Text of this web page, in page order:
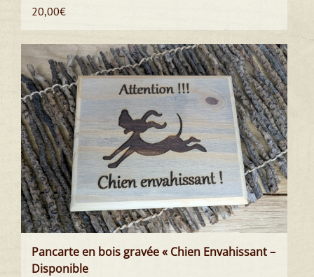
20,00€
Pancarte en bois gravée « Chien Envahissant –
Disponible